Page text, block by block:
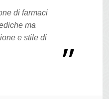
di farmaci
ma
e stile di